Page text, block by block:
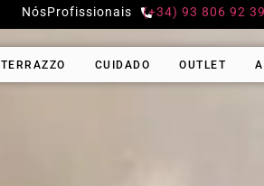
NósProfissionais (+34) 93 806 92 39
TERRAZZO CUIDADO OUTLET